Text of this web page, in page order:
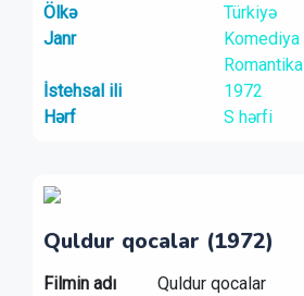
Ölkə
Türkiyə
Janr
Komediya
Romantika
İstehsal ili
1972
Hərf
S hərfi
Quldur qocalar (1972)
Filmin adı
Quldur qocalar